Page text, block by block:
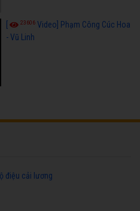
23606 Video] Phạm Công Cúc Hoa
- Vũ Linh
điệu cải lương